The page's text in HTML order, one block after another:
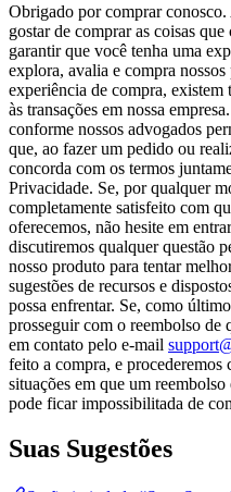
Obrigado por comprar
gostar de comprar as coisas
garantir que você tenha uma
explora, avalia e compra
experiência de compra, existem
às transações em nossa
conforme nossos advogados
que, ao fazer um pedido ou
concorda com os termos
Privacidade. Se, por qualquer
completamente satisfeito com
oferecemos, não hesite em
discutiremos qualquer questão
nosso produto para tentar
sugestões de recursos e
possa enfrentar. Se, como
prosseguir com o reembolso de
em contato pelo e-mail
feito a compra, e procederemos
situações em que um
pode ficar impossibilitada de
Suas Sugestões